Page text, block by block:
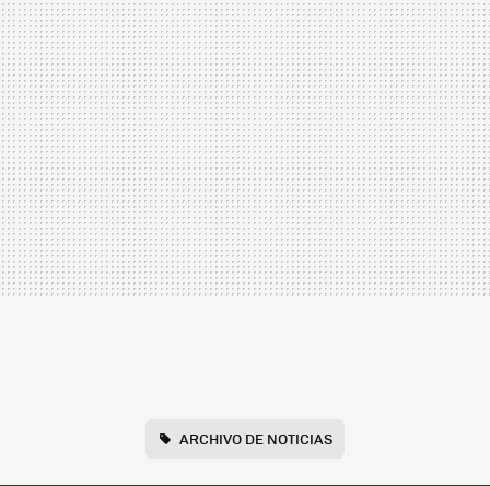
ARCHIVO DE NOTICIAS